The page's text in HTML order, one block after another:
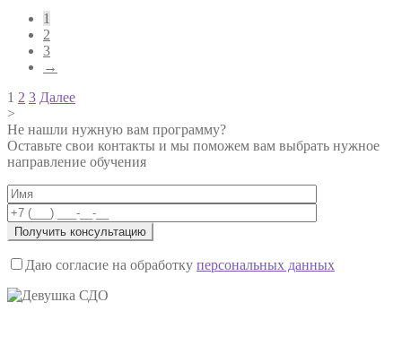
1
2
3
→
Навигация
по
записям
1 2 3 Далее
>
Не нашли нужную вам программу?
Оставьте свои контакты и мы поможем вам выбрать нужное
направление обучения
Даю согласие на обработку персональных данных